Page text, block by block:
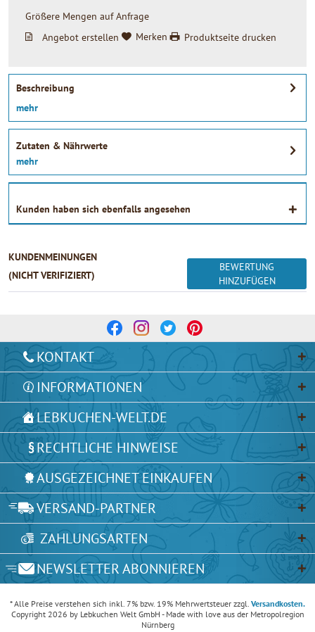
Größere Mengen auf Anfrage
Angebot erstellen
Merken Produktseite drucken
Beschreibung
mehr
Zutaten & Nährwerte
mehr
Kunden haben sich ebenfalls angesehen
KUNDENMEINUNGEN
(NICHT VERIFIZIERT)
BEWERTUNG
HINZUFÜGEN
KONTAKT
INFORMATIONEN
LEBKUCHEN-WELT.DE
RECHTLICHE HINWEISE
AUSGEZEICHNET EINKAUFEN
VERSAND-PARTNER
ZAHLUNGSARTEN
NEWSLETTER ABONNIEREN
* Alle Preise verstehen sich inkl. 7% bzw. 19% Mehrwertsteuer zzgl. Versandkosten.
Copyright 2026 by Lebkuchen Welt GmbH - Made with love aus der Metropolregion
Nürnberg